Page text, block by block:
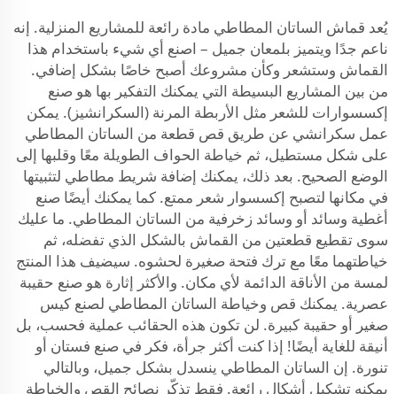
يُعد قماش الساتان المطاطي مادة رائعة للمشاريع المنزلية. إنه
ناعم جدًا ويتميز بلمعان جميل – اصنع أي شيء باستخدام هذا
القماش وستشعر وكأن مشروعك أصبح خاصًا بشكل إضافي.
من بين المشاريع البسيطة التي يمكنك التفكير بها هو صنع
إكسسوارات للشعر مثل الأربطة المرنة (السكرانشيز). يمكن
عمل سكرانشي عن طريق قص قطعة من الساتان المطاطي
على شكل مستطيل، ثم خياطة الحواف الطويلة معًا وقلبها إلى
الوضع الصحيح. بعد ذلك، يمكنك إضافة شريط مطاطي لتثبيتها
في مكانها لتصبح إكسسوار شعر ممتع. كما يمكنك أيضًا صنع
أغطية وسائد أو وسائد زخرفية من الساتان المطاطي. ما عليك
سوى تقطيع قطعتين من القماش بالشكل الذي تفضله، ثم
خياطتهما معًا مع ترك فتحة صغيرة لحشوه. سيضيف هذا المنتج
لمسة من الأناقة الدائمة لأي مكان. والأكثر إثارة هو صنع حقيبة
عصرية. يمكنك قص وخياطة الساتان المطاطي لصنع كيس
صغير أو حقيبة كبيرة. لن تكون هذه الحقائب عملية فحسب، بل
أنيقة للغاية أيضًا! إذا كنت أكثر جرأة، فكر في صنع فستان أو
تنورة. إن الساتان المطاطي ينسدل بشكل جميل، وبالتالي
يمكنه تشكيل أشكال رائعة. فقط تذكّر نصائح القص والخياطة